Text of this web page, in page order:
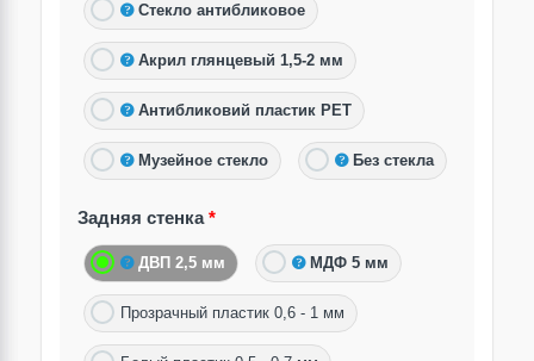
Стекло антибликовое
Акрил глянцевый 1,5-2 мм
Антибликовий пластик PET
Музейное стекло Без стекла
Задняя стенка
ДВП 2,5 мм МДФ 5 мм
Прозрачный пластик 0,6 - 1 мм